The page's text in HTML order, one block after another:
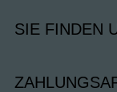
SIE FINDEN